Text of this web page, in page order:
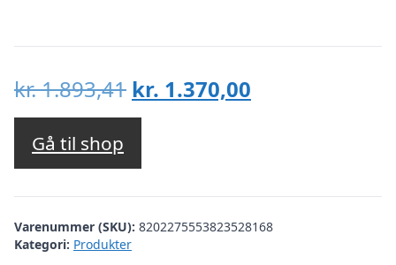
kr.1.893,41 Den
oprindelige
var:
kr. 1.893,41.
kr. 1.370,00
kr. 1.370,00.
Gå til shop
Varenummer (SKU): 8202275553823528168
Kategori: Produkter